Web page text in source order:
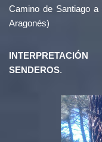
Camino de Santiago
Aragonés)
SENDEROS.